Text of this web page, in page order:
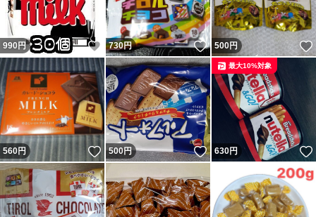
990 円 いいね！
730円 いいね！
500円
560円 いいね！
500円 いいね！
630円
最大10%対象